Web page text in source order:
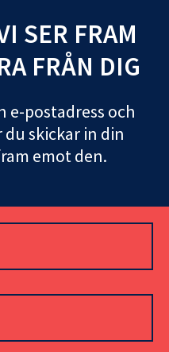
SER FRAM
FRÅN DIG
e-postadress och
skickar in din
emot den.